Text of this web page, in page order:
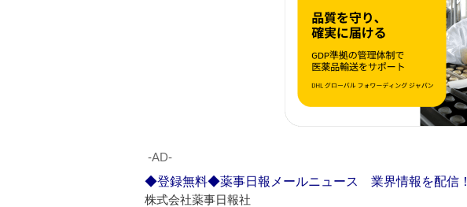
‐AD‐
◆登録無料◆薬事日報メールニュース 業界情報を配信！
株式会社薬事日報社